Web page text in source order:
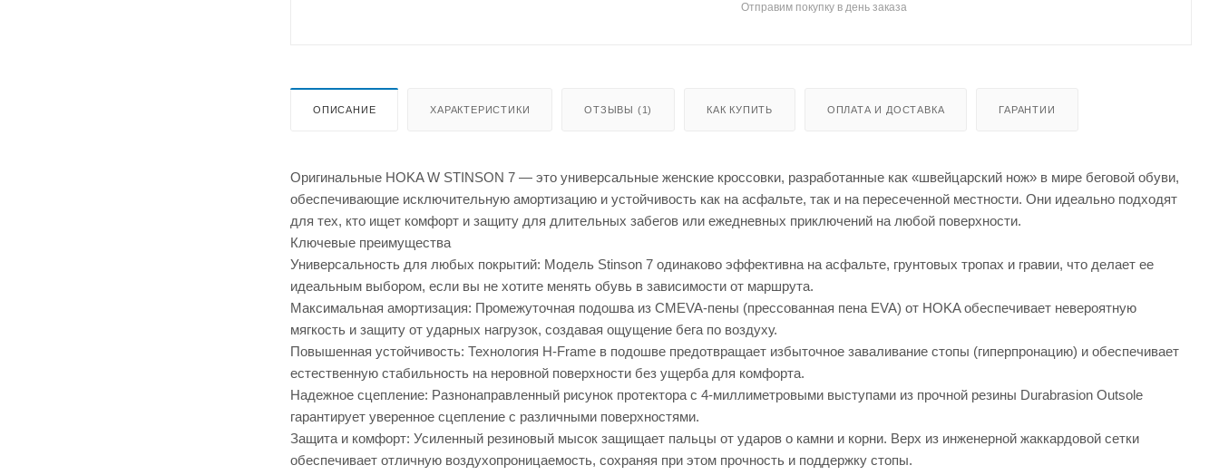
Отправим покупку в день заказа
ОПИСАНИЕ ХАРАКТЕРИСТИКИ ОТЗЫВЫ (1) КАК КУПИТЬ ОПЛАТА И ДОСТАВКА ГАРАНТИИ
Оригинальные HOKA W STINSON 7 — это универсальные женские кроссовки, разработанные как «швейцарский нож» в мире беговой обуви,
обеспечивающие исключительную амортизацию и устойчивость как на асфальте, так и на пересеченной местности. Они идеально подходят
для тех, кто ищет комфорт и защиту для длительных забегов или ежедневных приключений на любой поверхности.
Ключевые преимущества
Универсальность для любых покрытий: Модель Stinson 7 одинаково эффективна на асфальте, грунтовых тропах и гравии, что делает ее
идеальным выбором, если вы не хотите менять обувь в зависимости от маршрута.
Максимальная амортизация: Промежуточная подошва из CMEVA-пены (прессованная пена EVA) от HOKA обеспечивает невероятную
мягкость и защиту от ударных нагрузок, создавая ощущение бега по воздуху.
Повышенная устойчивость: Технология H-Frame в подошве предотвращает избыточное заваливание стопы (гиперпронацию) и обеспечивает
естественную стабильность на неровной поверхности без ущерба для комфорта.
Надежное сцепление: Разнонаправленный рисунок протектора с 4-миллиметровыми выступами из прочной резины Durabrasion Outsole
гарантирует уверенное сцепление с различными поверхностями.
Защита и комфорт: Усиленный резиновый мысок защищает пальцы от ударов о камни и корни. Верх из инженерной жаккардовой сетки
обеспечивает отличную воздухопроницаемость, сохраняя при этом прочность и поддержку стопы.